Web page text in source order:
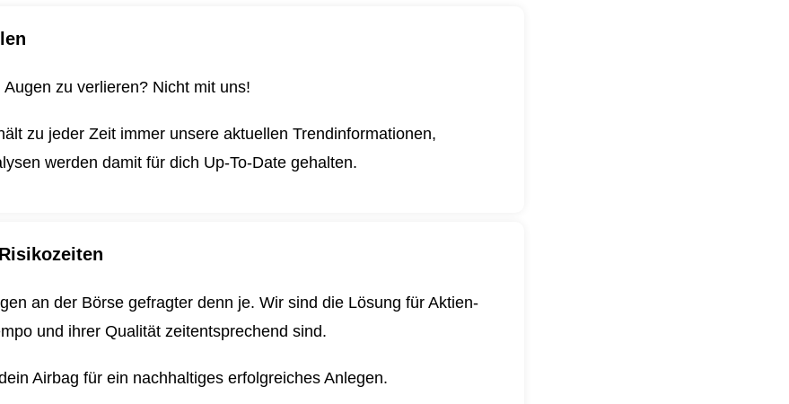
zu verlieren? Nicht mit uns!
zu jeder Zeit immer unsere aktuellen Trendinformationen,
werden damit für dich Up-To-Date gehalten.
an der Börse gefragter denn je. Wir sind die Lösung für Aktien-
und ihrer Qualität zeitentsprechend sind.
Airbag für ein nachhaltiges erfolgreiches Anlegen.